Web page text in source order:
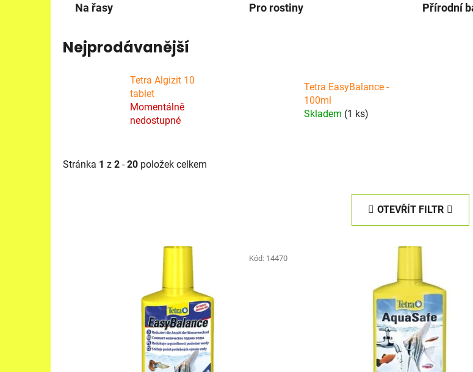
Na řasy Pro rostiny Přírodní
Nejprodávanější
Tetra Algizit 10
tablet
Momentálně
nedostupné
Tetra EasyBalance -
100ml
Skladem (1 ks)
Stránka 1 z 2 -20 položek celkem
OTEVŘÍT FILTR
Kód: 14470